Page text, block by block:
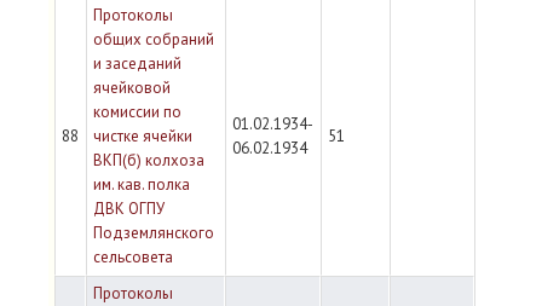
88
Протоколы
общих собраний
и заседаний
ячейковой
комиссии по
чистке ячейки
ВКП(б) колхоза
им. кав. полка
ДВК ОГПУ
Подземлянского
сельсовета
01.02.1934-
06.02.1934
51
Протоколы